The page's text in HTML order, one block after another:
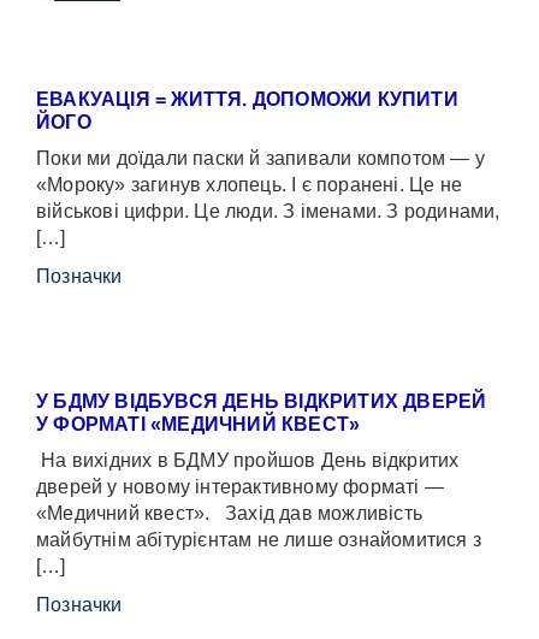
ЕВАКУАЦІЯ = ЖИТТЯ. ДОПОМОЖИ КУПИТИ
ЙОГО
Поки ми доїдали паски й запивали компотом — у
«Мороку» загинув хлопець. І є поранені. Це не
військові цифри. Це люди. З іменами. З родинами,
[…]
Позначки
У БДМУ ВІДБУВСЯ ДЕНЬ ВІДКРИТИХ ДВЕРЕЙ
У ФОРМАТІ «МЕДИЧНИЙ КВЕСТ»
На вихідних в БДМУ пройшов День відкритих
дверей у новому інтерактивному форматі —
«Медичний квест». Захід дав можливість
майбутнім абітурієнтам не лише ознайомитися з
[…]
Позначки